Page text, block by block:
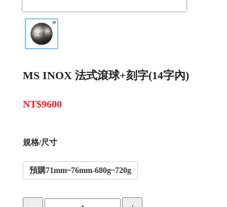
MS INOX 法式滾球+刻字(14字內)
NT$9600
規格/尺寸
預購71mm~76mm-680g~720g